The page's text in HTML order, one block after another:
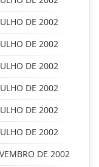
DE 2002
DE 2002
DE 2002
DE 2002
DE 2002
DE 2002
DE 2002